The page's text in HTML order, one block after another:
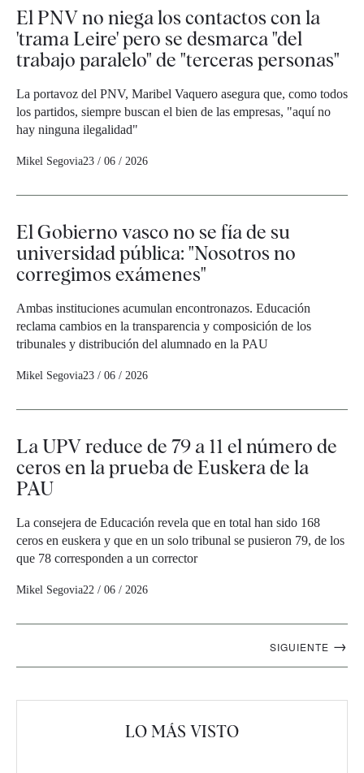
El PNV no niega los contactos con la
'trama Leire' pero se desmarca "del
trabajo paralelo" de "terceras personas"
La portavoz del PNV, Maribel Vaquero asegura que, como todos
los partidos, siempre buscan el bien de las empresas, "aquí no
hay ninguna ilegalidad"
Mikel Segovia23 / 06 / 2026
El Gobierno vasco no se fía de su
universidad pública: "Nosotros no
corregimos exámenes"
Ambas instituciones acumulan encontronazos. Educación
reclama cambios en la transparencia y composición de los
tribunales y distribución del alumnado en la PAU
Mikel Segovia23 / 06 / 2026
La UPV reduce de 79 a 11 el número de
ceros en la prueba de Euskera de la
PAU
La consejera de Educación revela que en total han sido 168
ceros en euskera y que en un solo tribunal se pusieron 79, de los
que 78 corresponden a un corrector
Mikel Segovia22 / 06 / 2026
SIGUIENTE →
LO MÁS VISTO